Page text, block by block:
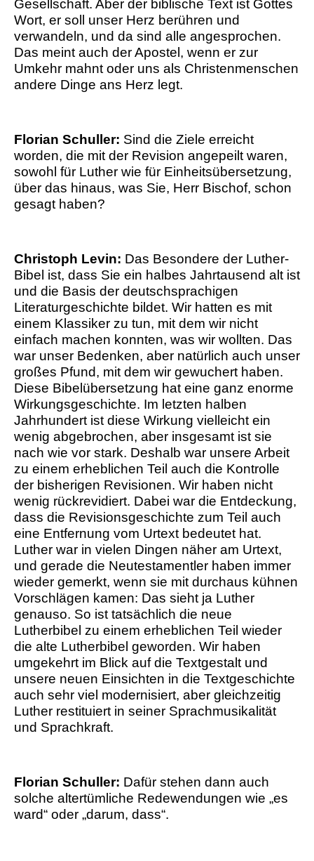
Gesellschaft. Aber der biblische Text ist Gottes
Wort, er soll unser Herz berühren und
verwandeln, und da sind alle angesprochen.
Das meint auch der Apostel, wenn er zur
Umkehr mahnt oder uns als Christenmenschen
andere Dinge ans Herz legt.
Florian Schuller: Sind die Ziele erreicht
worden, die mit der Revision angepeilt waren,
sowohl für Luther wie für Einheitsübersetzung,
über das hinaus, was Sie, Herr Bischof, schon
gesagt haben?
Christoph Levin: Das Besondere der Luther-
Bibel ist, dass Sie ein halbes Jahrtausend alt ist
und die Basis der deutschsprachigen
Literaturgeschichte bildet. Wir hatten es mit
einem Klassiker zu tun, mit dem wir nicht
einfach machen konnten, was wir wollten. Das
war unser Bedenken, aber natürlich auch unser
großes Pfund, mit dem wir gewuchert haben.
Diese Bibelübersetzung hat eine ganz enorme
Wirkungsgeschichte. Im letzten halben
Jahrhundert ist diese Wirkung vielleicht ein
wenig abgebrochen, aber insgesamt ist sie
nach wie vor stark. Deshalb war unsere Arbeit
zu einem erheblichen Teil auch die Kontrolle
der bisherigen Revisionen. Wir haben nicht
wenig rückrevidiert. Dabei war die Entdeckung,
dass die Revisionsgeschichte zum Teil auch
eine Entfernung vom Urtext bedeutet hat.
Luther war in vielen Dingen näher am Urtext,
und gerade die Neutestamentler haben immer
wieder gemerkt, wenn sie mit durchaus kühnen
Vorschlägen kamen: Das sieht ja Luther
genauso. So ist tatsächlich die neue
Lutherbibel zu einem erheblichen Teil wieder
die alte Lutherbibel geworden. Wir haben
umgekehrt im Blick auf die Textgestalt und
unsere neuen Einsichten in die Textgeschichte
auch sehr viel modernisiert, aber gleichzeitig
Luther restituiert in seiner Sprachmusikalität
und Sprachkraft.
Florian Schuller: Dafür stehen dann auch
solche altertümliche Redewendungen wie „es
ward“ oder „darum, dass“.